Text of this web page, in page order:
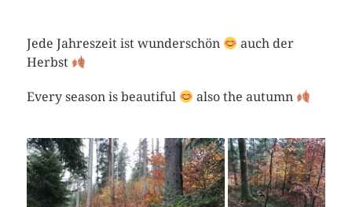
Jede Jahreszeit ist wunderschön
auch der
Herbst
Every season is beautiful also the autumn